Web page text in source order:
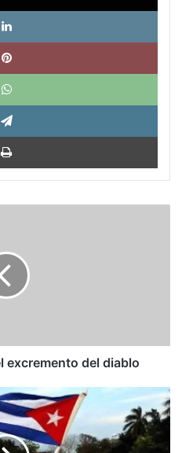
excremento del diablo